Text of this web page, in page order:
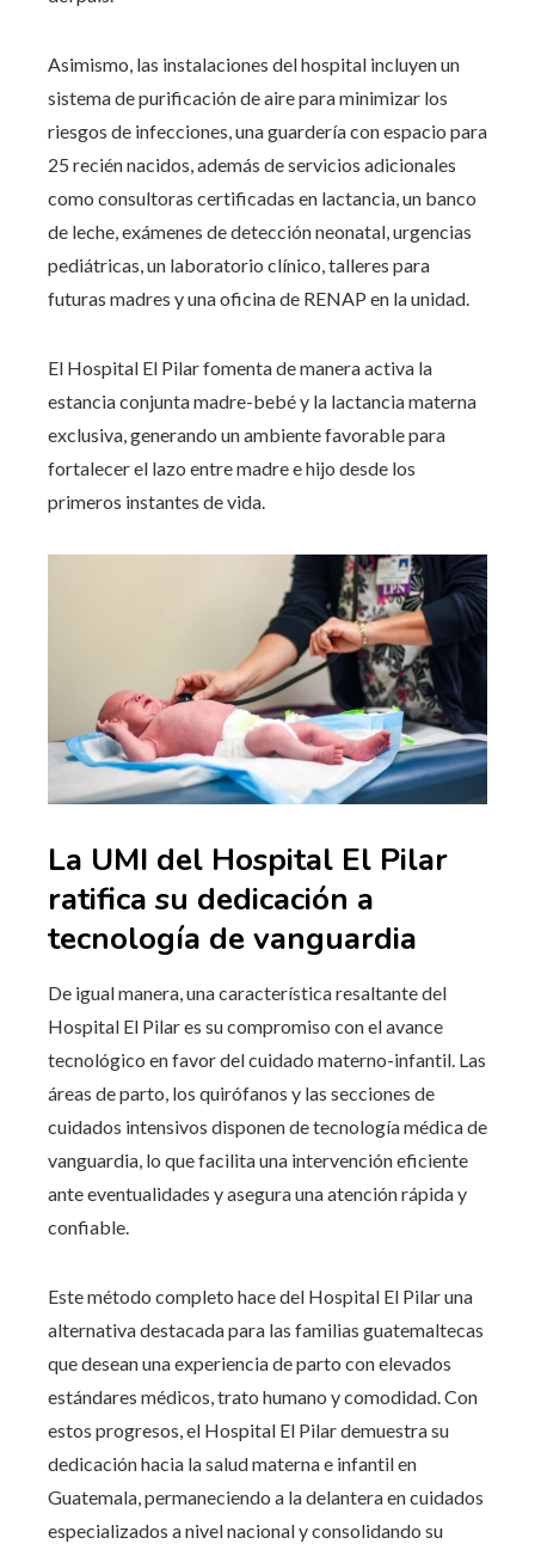
Asimismo, las instalaciones del hospital incluyen un
sistema de purificación de aire para minimizar los
riesgos de infecciones, una guardería con espacio para
25 recién nacidos, además de servicios adicionales
como consultoras certificadas en lactancia, un banco
de leche, exámenes de detección neonatal, urgencias
pediátricas, un laboratorio clínico, talleres para
futuras madres y una oficina de RENAP en la unidad.
El Hospital El Pilar fomenta de manera activa la
estancia conjunta madre-bebé y la lactancia materna
exclusiva, generando un ambiente favorable para
fortalecer el lazo entre madre e hijo desde los
primeros instantes de vida.
La UMI del Hospital El Pilar
ratifica su dedicación a
tecnología de vanguardia
De igual manera, una característica resaltante del
Hospital El Pilar es su compromiso con el avance
tecnológico en favor del cuidado materno-infantil. Las
áreas de parto, los quirófanos y las secciones de
cuidados intensivos disponen de tecnología médica de
vanguardia, lo que facilita una intervención eficiente
ante eventualidades y asegura una atención rápida y
confiable.
Este método completo hace del Hospital El Pilar una
alternativa destacada para las familias guatemaltecas
que desean una experiencia de parto con elevados
estándares médicos, trato humano y comodidad. Con
estos progresos, el Hospital El Pilar demuestra su
dedicación hacia la salud materna e infantil en
Guatemala, permaneciendo a la delantera en cuidados
especializados a nivel nacional y consolidando su